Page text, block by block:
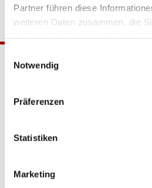
Partner führen diese
weiteren Daten zusammen, die
Notwendig
Präferenzen
Statistiken
Marketing
Tempelhof-Buckow